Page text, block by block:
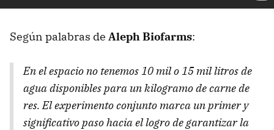
Según palabras de Aleph Biofarms:
En el espacio no tenemos 10 mil o 15 mil litros de
agua disponibles para un kilogramo de carne de
res. El experimento conjunto marca un primer y
significativo paso hacia el logro de garantizar la